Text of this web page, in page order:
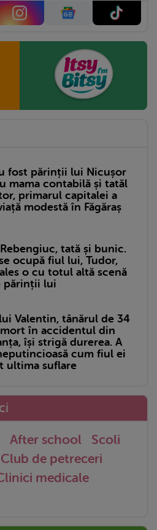
fost părinții lui Nicușor
mama contabilă și tatăl
primarul capitalei a
modestă în Făgăraș
tată și bunic.
ocupă fiul lui, Tudor,
o cu totul altă scenă
părinții lui
Valentin, tânărul de 34
în accidentul din
își strigă durerea. A
cum fiul ei
ultima suflare
After school
Scoli
Club de petreceri
medicale